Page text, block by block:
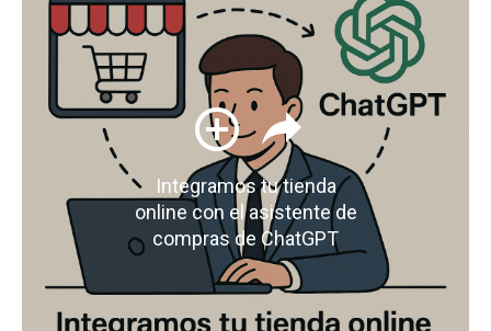
Integramos tu tienda
online con el asistente de
compras de ChatGPT